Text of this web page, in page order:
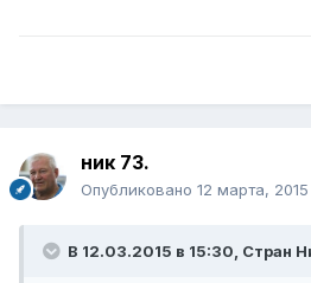
ник 73.
Опубликовано 12 марта, 2015
В 12.03.2015 в 15:30, Стран